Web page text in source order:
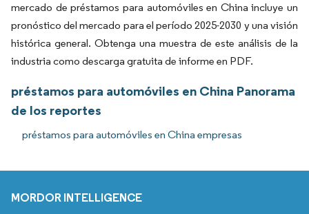
mercado de préstamos para automóviles en China incluye un
pronóstico del mercado para el período 2025-2030 y una visión
histórica general. Obtenga una muestra de este análisis de la
industria como descarga gratuita de informe en PDF.
préstamos para automóviles en China Panorama
de los reportes
préstamos para automóviles en China empresas
MORDOR INTELLIGENCE